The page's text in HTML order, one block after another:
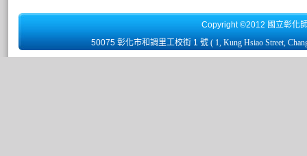
Copyright ©2012 國立彰化
50075 彰化市和調里工校街 1 號 ( 1, Kung Hsiao Street,